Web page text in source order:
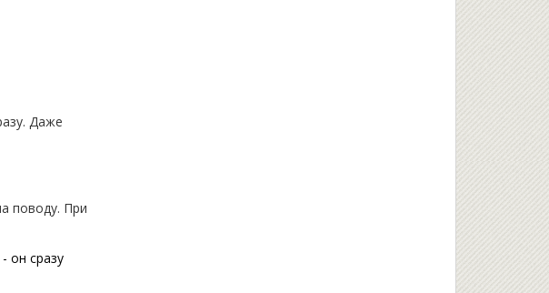
Даже
поводу. При
он сразу